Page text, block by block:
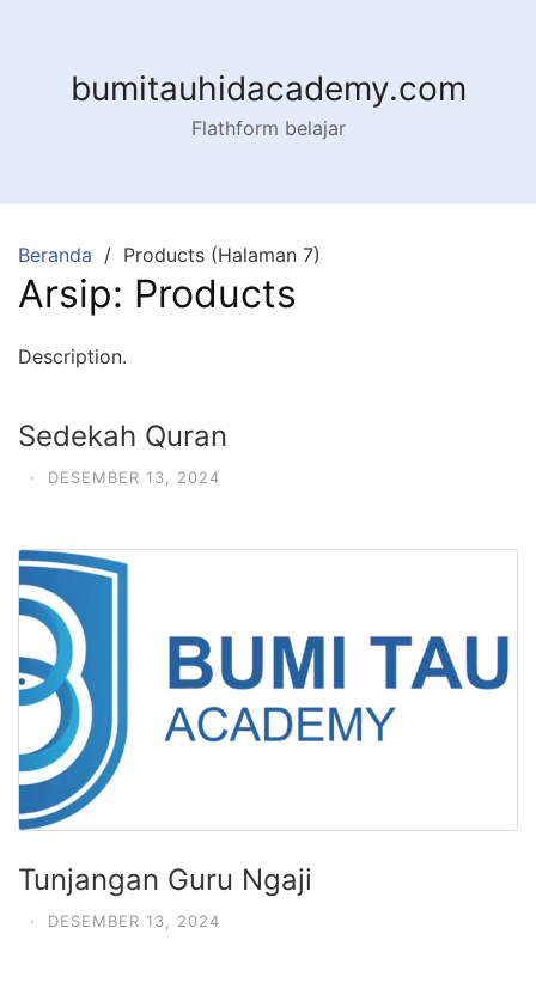
bumitauhidacademy.com
Flathform belajar
Beranda Products (Halaman 7)
Arsip: Products
Description.
Sedekah Quran
· DESEMBER 13, 2024
Tunjangan Guru Ngaji
· DESEMBER 13, 2024